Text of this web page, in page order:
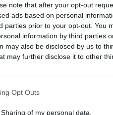
note that after your opt-out
ads based on personal
parties prior to your opt-out. You
information by third parties
may also be disclosed by us to
may further disclose it to other
Opt Outs
of my personal data.
Tematy
Biznes